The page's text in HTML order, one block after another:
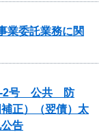
業委託業務に関
2号 公共 防
正）（翌債）太
告